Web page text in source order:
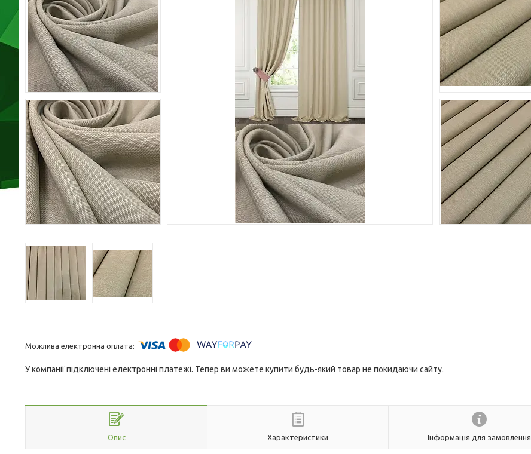
У компанії підключені електронні платежі. Тепер ви можете купити будь-який товар не покидаючи сайту.
Опис Характеристики Інформація для замовлення